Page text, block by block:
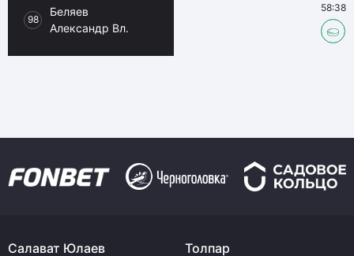
98
Беляев
Александр Вл.
58:38
Салават Юлаев Толпар